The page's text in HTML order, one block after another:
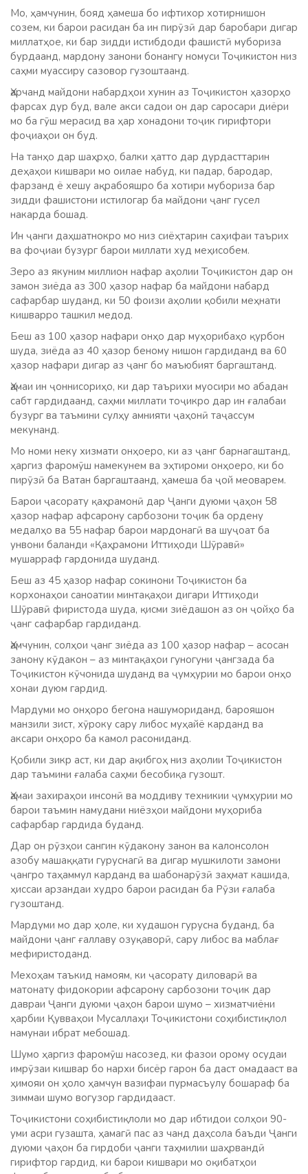
Мо, ҳамчунин, бояд ҳамеша бо ифтихор хотирнишон
созем, ки барои расидан ба ин пирӯзӣ дар баробари дигар
миллатҳое, ки бар зидди истибдоди фашистӣ мубориза
бурдаанд, мардону занони бонангу номуси Тоҷикистон низ
саҳми муассиру сазовор гузоштаанд.
Ҳарчанд майдони набардҳои хунин аз Тоҷикистон ҳазорҳо
фарсах дур буд, вале акси садои он дар саросари диёри
мо ба гӯш мерасид ва ҳар хонадони тоҷик гирифтори
фоҷиаҳои он буд.
На танҳо дар шаҳрҳо, балки ҳатто дар дурдасттарин
деҳаҳои кишвари мо оилае набуд, ки падар, бародар,
фарзанд ё хешу ақрабояшро ба хотири мубориза бар
зидди фашистони истилогар ба майдони ҷанг гусел
накарда бошад.
Ин ҷанги даҳшатнокро мо низ сиёҳтарин саҳифаи таърих
ва фоҷиаи бузург барои миллати худ меҳисобем.
Зеро аз якуним миллион нафар аҳолии Тоҷикистон дар он
замон зиёда аз 300 ҳазор нафар ба майдони набард
сафарбар шуданд, ки 50 фоизи аҳолии қобили меҳнати
кишварро ташкил медод.
Беш аз 100 ҳазор нафари онҳо дар муҳорибаҳо қурбон
шуда, зиёда аз 40 ҳазор беному нишон гардиданд ва 60
ҳазор нафари дигар аз ҷанг бо маъюбият баргаштанд.
Ҳамаи ин ҷоннисориҳо, ки дар таърихи муосири мо абадан
сабт гардидаанд, саҳми миллати тоҷикро дар ин ғалабаи
бузург ва таъмини сулҳу амнияти ҷаҳонӣ таҷассум
мекунанд.
Мо номи неку хизмати онҳоеро, ки аз ҷанг барнагаштанд,
ҳаргиз фаромӯш намекунем ва эҳтироми онҳоеро, ки бо
пирӯзӣ ба Ватан баргаштаанд, ҳамеша ба ҷой меоварем.
Барои ҷасорату қаҳрамонӣ дар Ҷанги дуюми ҷаҳон 58
ҳазор нафар афсарону сарбозони тоҷик ба ордену
медалҳо ва 55 нафар барои мардонагӣ ва шуҷоат ба
унвони баланди «Қаҳрамони Иттиҳоди Шӯравӣ»
мушарраф гардонида шуданд.
Беш аз 45 ҳазор нафар сокинони Тоҷикистон ба
корхонаҳои саноатии минтақаҳои дигари Иттиҳоди
Шӯравӣ фиристода шуда, қисми зиёдашон аз он ҷойҳо ба
ҷанг сафарбар гардиданд.
Ҳамчунин, солҳои ҷанг зиёда аз 100 ҳазор нафар – асосан
занону кӯдакон – аз минтақаҳои гуногуни ҷангзада ба
Тоҷикистон кӯчонида шуданд ва ҷумҳурии мо барои онҳо
хонаи дуюм гардид.
Мардуми мо онҳоро бегона нашумориданд, барояшон
манзили зист, хӯроку сару либос муҳайё карданд ва
аксари онҳоро ба камол расониданд.
Қобили зикр аст, ки дар ақибгоҳ низ аҳолии Тоҷикистон
дар таъмини ғалаба саҳми бесобиқа гузошт.
Ҳамаи захираҳои инсонӣ ва моддиву техникии ҷумҳурии мо
барои таъмин намудани ниёзҳои майдони муҳориба
сафарбар гардида буданд.
Дар он рӯзҳои сангин кӯдакону занон ва калонсолон
азобу машаққати гуруснагӣ ва дигар мушкилоти замони
ҷангро таҳаммул карданд ва шабонарӯзӣ заҳмат кашида,
ҳиссаи арзандаи худро барои расидан ба Рӯзи ғалаба
гузоштанд.
Мардуми мо дар ҳоле, ки худашон гурусна буданд, ба
майдони ҷанг ғаллаву озуқаворӣ, сару либос ва маблағ
мефиристоданд.
Мехоҳам таъкид намоям, ки ҷасорату диловарӣ ва
матонату фидокории афсарону сарбозони тоҷик дар
давраи Ҷанги дуюми ҷаҳон барои шумо – хизматчиёни
ҳарбии Қувваҳои Мусаллаҳи Тоҷикистони соҳибистиқлол
намунаи ибрат мебошад.
Шумо ҳаргиз фаромӯш насозед, ки фазои орому осудаи
имрӯзаи кишвар бо нархи бисёр гарон ба даст омадааст ва
ҳимояи он ҳоло ҳамчун вазифаи пурмасъулу бошараф ба
зиммаи шумо вогузор гардидааст.
Тоҷикистони соҳибистиқлоли мо дар ибтидои солҳои 90-
уми асри гузашта, ҳамагӣ пас аз чанд даҳсола баъди Ҷанги
дуюми ҷаҳон ба гирдоби ҷанги таҳмилии шаҳрвандӣ
гирифтор гардид, ки барои кишвари мо оқибатҳои